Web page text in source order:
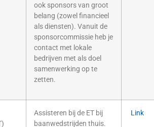
ook sponsors van groot
belang (zowel financieel
als diensten). Vanuit de
sponsorcommissie heb je
contact met lokale
bedrijven met als doel
samenwerking op te
zetten.
Assisteren bij de ET bij
baanwedstrijden thuis.
Link